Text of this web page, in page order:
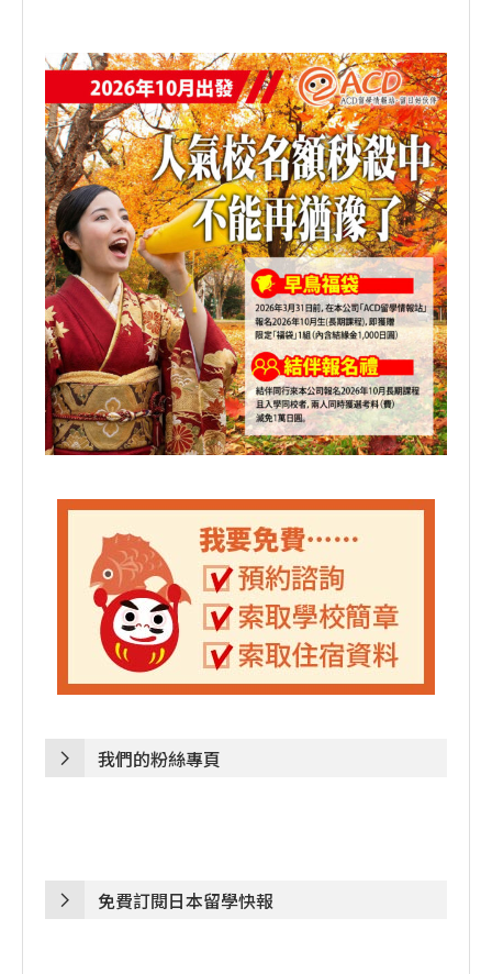
我們的粉絲專頁
免費訂閱日本留學快報